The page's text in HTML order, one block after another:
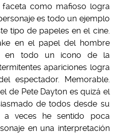
como mafioso logra
es todo un ejemplo
tipo de papeles en el cine.
en el papel del hombre
en todo un icono de la
apariciones logra
espectador. Memorable.
de Pete Dayton es quizá el
de todos desde su
a veces he sentido poca
en una interpretación